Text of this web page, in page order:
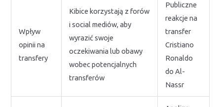
Wpływ
opinii na
transfery
Kibice korzystają z forów
i social mediów, aby
wyrazić swoje
oczekiwania lub obawy
wobec potencjalnych
transferów
Publiczne
reakcje na
transfer
Cristiano
Ronaldo
do Al-
Nassr